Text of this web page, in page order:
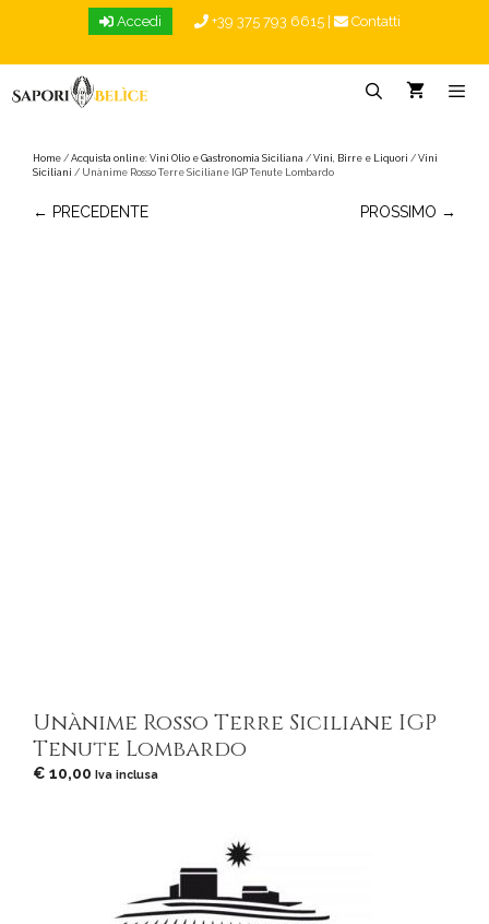
Accedi +39 375 793 6615 Contatti
Home / Acquista online: Vini Olio e Gastronomia Siciliana / Vini, Birre e Liquori / Vini
Siciliani / Unànime Rosso Terre Siciliane IGP Tenute Lombardo
← PRECEDENTE PROSSIMO →
Unànime Rosso Terre Siciliane IGP
Tenute Lombardo
€ 10,00 Iva inclusa